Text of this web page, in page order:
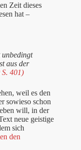
Zeit dieses
hat –
unbedingt
aus der
401)
weil es den
sowieso schon
will, in der
neue geistige
sich
den